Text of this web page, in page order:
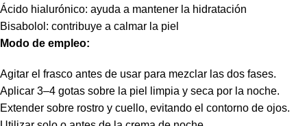
Ácido hialurónico: ayuda a mantener la hidratación
Bisabolol: contribuye a calmar la piel
Modo de empleo:
Agitar el frasco antes de usar para mezclar las dos fases.
Aplicar 3–4 gotas sobre la piel limpia y seca por la noche.
Extender sobre rostro y cuello, evitando el contorno de ojos.